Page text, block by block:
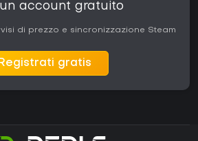
account gratuito
di prezzo e sincronizzazione Steam
gratis